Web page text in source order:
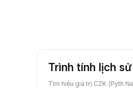
Trình tính lịch
Tìm hiểu giá trị CZK (Pyth